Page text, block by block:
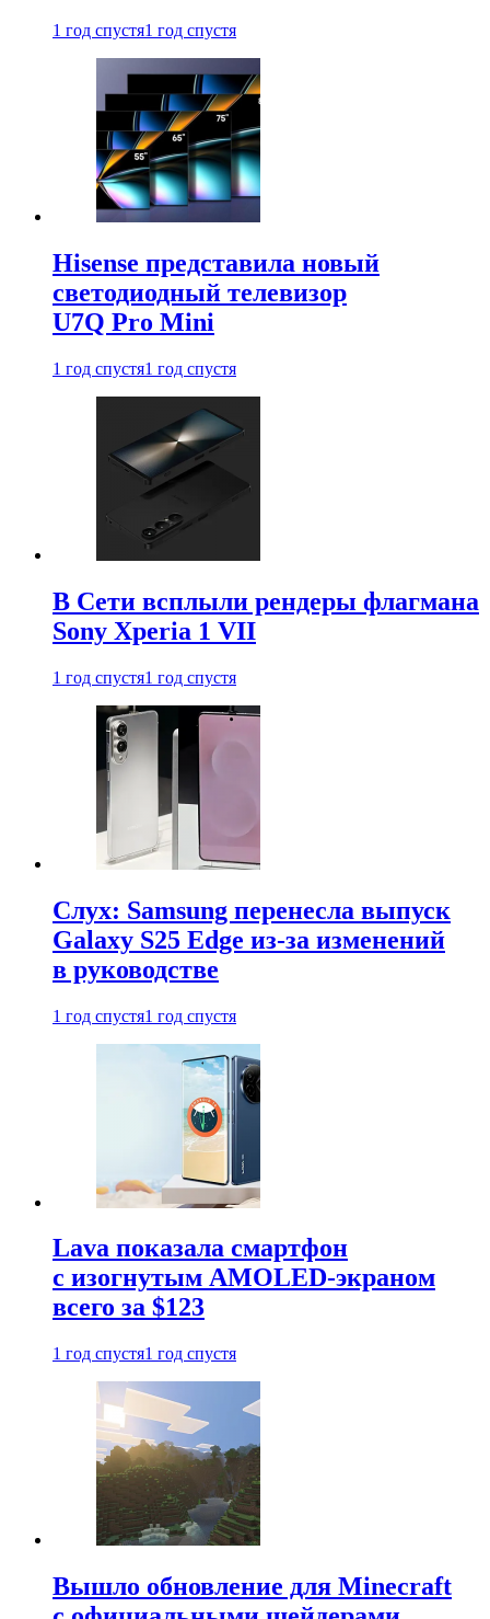
1 год спустя1 год спустя
Hisense представила новый
светодиодный телевизор
U7Q Pro Mini
1 год спустя1 год спустя
В Сети всплыли рендеры флагмана
Sony Xperia 1 VII
1 год спустя1 год спустя
Слух: Samsung перенесла выпуск
Galaxy S25 Edge из-за изменений
в руководстве
1 год спустя1 год спустя
Lava показала смартфон
с изогнутым AMOLED-экраном
всего за $123
1 год спустя1 год спустя
Вышло обновление для Minecraft